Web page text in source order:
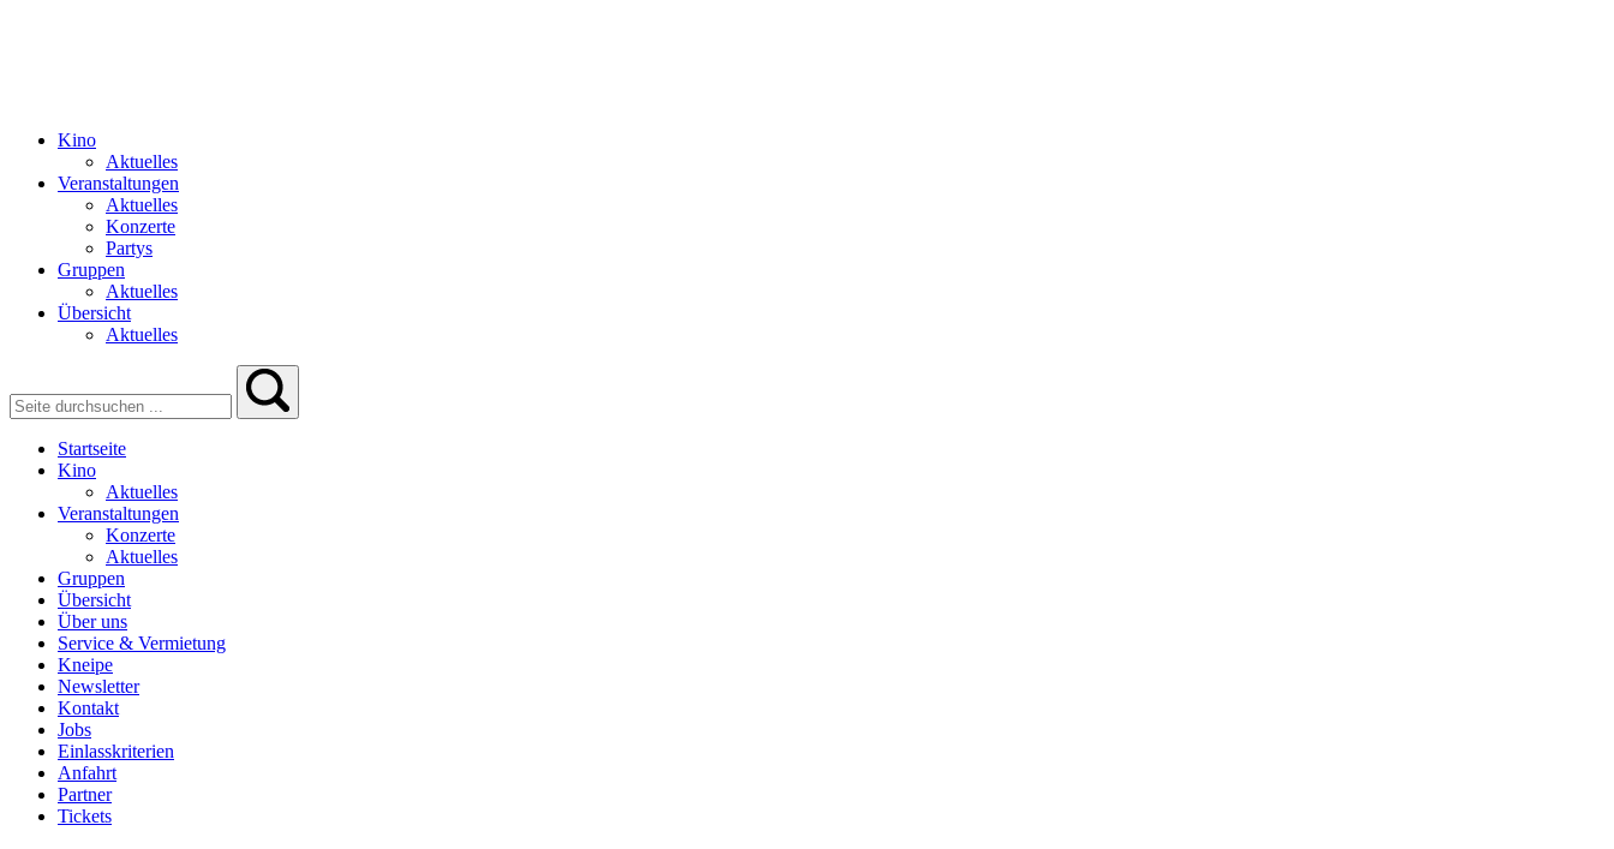
Kino
Aktuelles
Veranstaltungen
Aktuelles
Konzerte
Partys
Gruppen
Aktuelles
Übersicht
Aktuelles
Startseite
Kino
Aktuelles
Veranstaltungen
Konzerte
Aktuelles
Gruppen
Übersicht
Über uns
Service & Vermietung
Kneipe
Newsletter
Kontakt
Jobs
Einlasskriterien
Anfahrt
Partner
Tickets